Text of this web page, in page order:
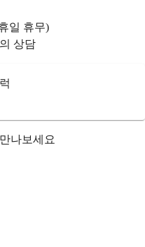
일 휴무)
상담
나보세요